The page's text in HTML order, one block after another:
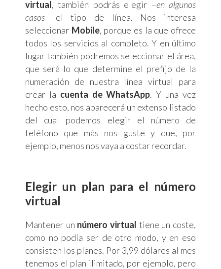
virtual, también podrás elegir –en algunos
casos- el tipo de línea. Nos interesa
seleccionar Mobile, porque es la que ofrece
todos los servicios al completo. Y en último
lugar también podremos seleccionar el área,
que será lo que determine el prefijo de la
numeración de nuestra línea virtual para
crear la cuenta de WhatsApp. Y una vez
hecho esto, nos aparecerá un extenso listado
del cual podemos elegir el número de
teléfono que más nos guste y que, por
ejemplo, menos nos vaya a costar recordar.
Elegir un plan para el número
virtual
Mantener un número virtual tiene un coste,
como no podía ser de otro modo, y en eso
consisten los planes. Por 3,99 dólares al mes
tenemos el plan ilimitado, por ejemplo, pero